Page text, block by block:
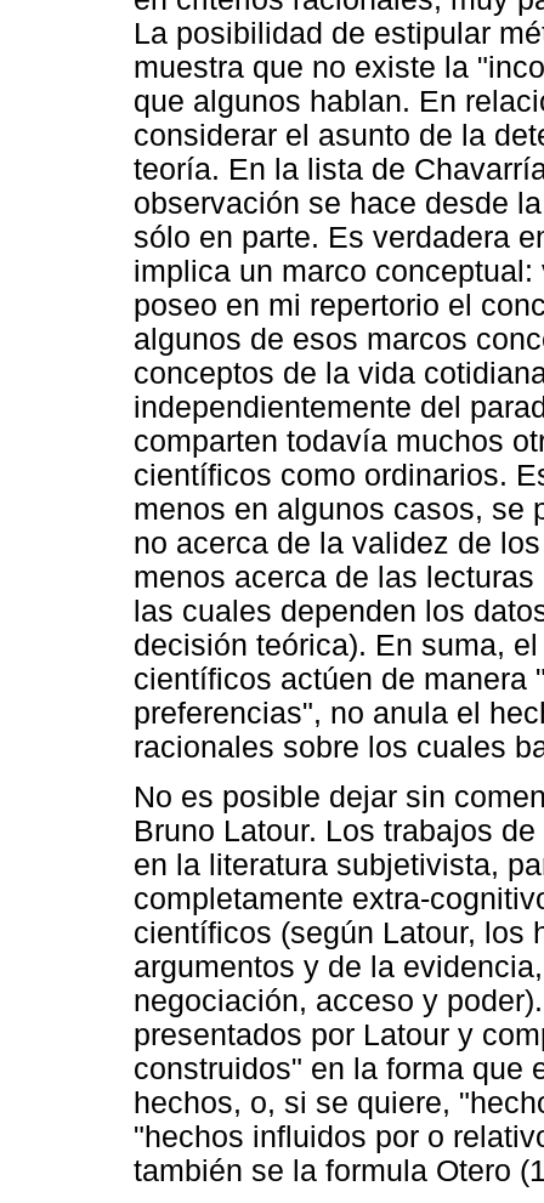
La posibilidad de estipular
muestra que no existe la
que algunos hablan. En
considerar el asunto de la
teoría. En la lista de
observación se hace desde
sólo en parte. Es verdadera
implica un marco
poseo en mi repertorio el
algunos de esos marcos
conceptos de la vida
independientemente del
comparten todavía muchos
científicos como ordinarios.
menos en algunos casos, se
no acerca de la validez de
menos acerca de las
las cuales dependen los
decisión teórica). En suma,
científicos actúen de manera
preferencias", no anula el
racionales sobre los cuales
No es posible dejar sin
Bruno Latour. Los trabajos
en la literatura subjetivista,
completamente extra-
científicos (según Latour, los
argumentos y de la
negociación, acceso y
presentados por Latour y
construidos" en la forma que
hechos, o, si se quiere,
"hechos influidos por o
también se la formula Otero